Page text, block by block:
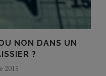
NON DANS UN
?
2015